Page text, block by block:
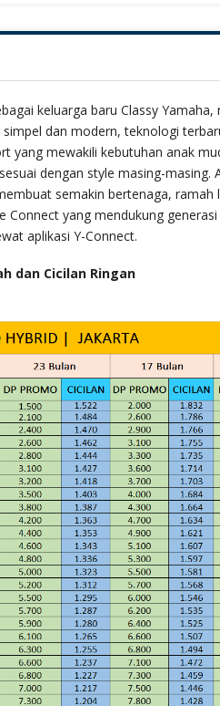
keluarga baru Classy Yamaha,
dan modern, teknologi
yang mewakili kebutuhan anak
dengan style masing-masing.
semakin bertenaga, ramah
Connect yang mendukung
aplikasi Y-Connect.
dan Cicilan Ringan